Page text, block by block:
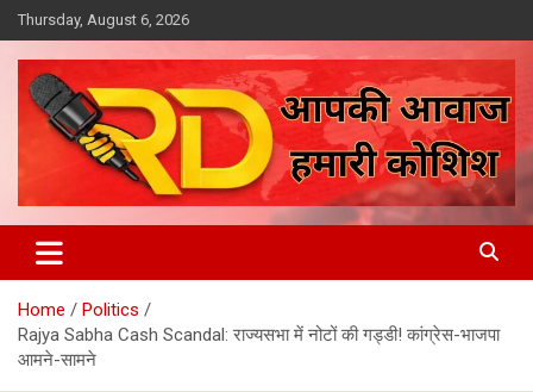
Skip
to
content
Thursday, August 6, 2026
Reporter Diaries
Home
Politics
Rajya Sabha Cash Scandal: राज्यसभा में नोटों की गड्डी! कांग्रेस-भाजपा
आमने-सामने